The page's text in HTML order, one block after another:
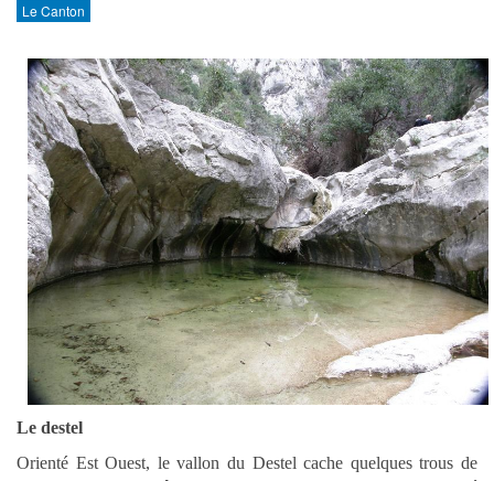
Le Canton
Le destel
Orienté Est Ouest, le vallon du Destel cache quelques trous de